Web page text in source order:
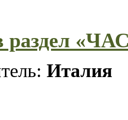
раздел
Италия